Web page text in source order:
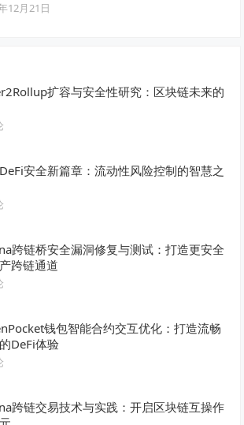
12月21日
扩容与安全性研究：区块链未来的
安全新篇章：流动性风险控制的智慧之
跨链桥安全漏洞修复与测试：打造更安全
跨链通道
钱包智能合约交互优化：打造流畅
DeFi体验
跨链交易技术与实践：开启区块链互操作